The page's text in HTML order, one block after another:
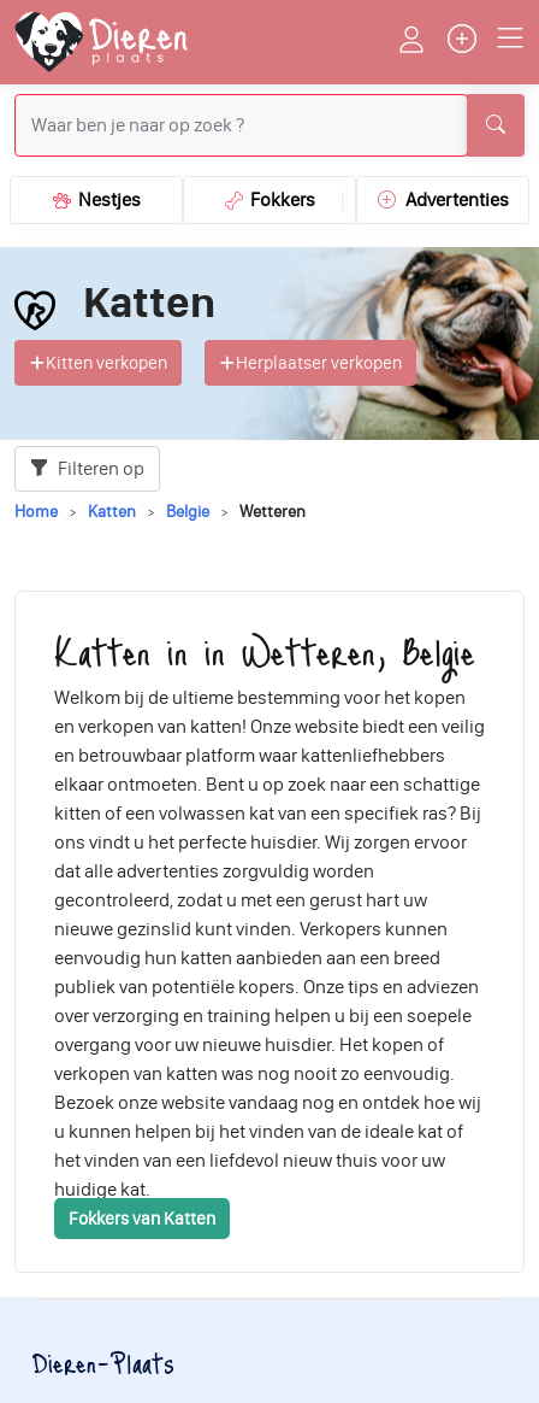
Nestjes Fokkers Advertenties
Katten
Kitten verkopen Herplaatser verkopen
Filteren op
Home Katten Belgie Wetteren
Katten in in Wetteren, Belgie
Welkom bij de ultieme bestemming voor het kopen
en verkopen van katten! Onze website biedt een veilig
en betrouwbaar platform waar kattenliefhebbers
elkaar ontmoeten. Bent u op zoek naar een schattige
kitten of een volwassen kat van een specifiek ras? Bij
ons vindt u het perfecte huisdier. Wij zorgen ervoor
dat alle advertenties zorgvuldig worden
gecontroleerd, zodat u met een gerust hart uw
nieuwe gezinslid kunt vinden. Verkopers kunnen
eenvoudig hun katten aanbieden aan een breed
publiek van potentiële kopers. Onze tips en adviezen
over verzorging en training helpen u bij een soepele
overgang voor uw nieuwe huisdier. Het kopen of
verkopen van katten was nog nooit zo eenvoudig.
Bezoek onze website vandaag nog en ontdek hoe wij
u kunnen helpen bij het vinden van de ideale kat of
het vinden van een liefdevol nieuw thuis voor uw
huidige kat.
Fokkers van Katten
Dieren-Plaats